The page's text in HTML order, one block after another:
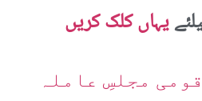
یہاں کلک کریں
مجلسِ عاملہ